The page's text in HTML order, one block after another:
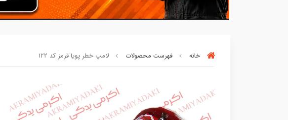
خانه فهرست محصولات لامپ خطر پویا قرمز کد 122